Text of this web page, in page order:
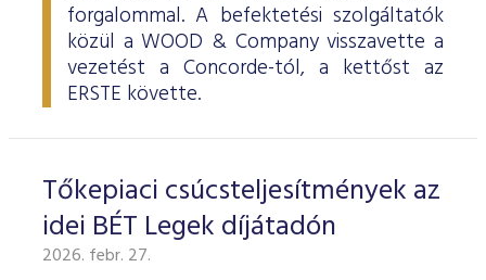
forgalommal. A befektetési szolgáltatók
közül a WOOD & Company visszavette a
vezetést a Concorde-tól, a kettőst az
ERSTE követte.
Tőkepiaci csúcsteljesítmények az
idei BÉT Legek díjátadón
2026. febr. 27.